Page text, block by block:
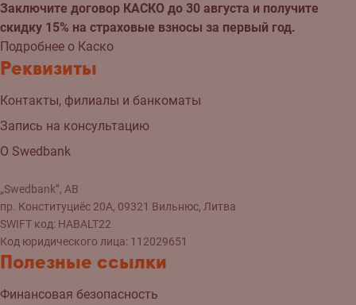
Заключите договор КАСКО до 30 августа и получите
скидку 15% на страховые взносы за первый год.
Подробнее о Каско
Реквизиты
Контакты, филиалы и банкоматы
Запись на консультацию
О Swedbank
„Swedbank”, AB
пр. Конституциёс 20A, 09321 Вильнюс, Литва
SWIFT код: HABALT22
Код юридического лица: 112029651
Полезные ссылки
Финансовая безопасность